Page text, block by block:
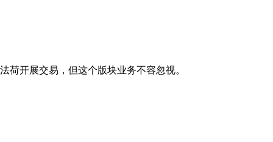
荷开展交易，但这个版块业务不容忽视。